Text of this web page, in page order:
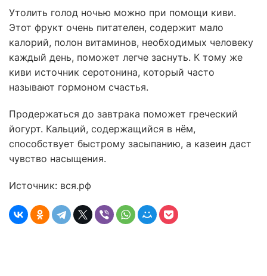
Утолить голод ночью можно при помощи киви.
Этот фрукт очень питателен, содержит мало
калорий, полон витаминов, необходимых человеку
каждый день, поможет легче заснуть. К тому же
киви источник серотонина, который часто
называют гормоном счастья.
Продержаться до завтрака поможет греческий
йогурт. Кальций, содержащийся в нём,
способствует быстрому засыпанию, а казеин даст
чувство насыщения.
Источник: вся.рф